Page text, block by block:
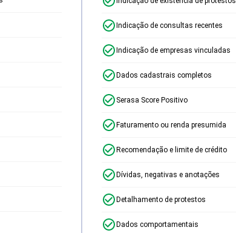
Indicação de consultas recentes
Indicação de empresas vinculadas
Dados cadastrais completos
Serasa Score Positivo
Faturamento ou renda presumida
Recomendação e limite de crédito
Dívidas, negativas e anotações
Detalhamento de protestos
Dados comportamentais